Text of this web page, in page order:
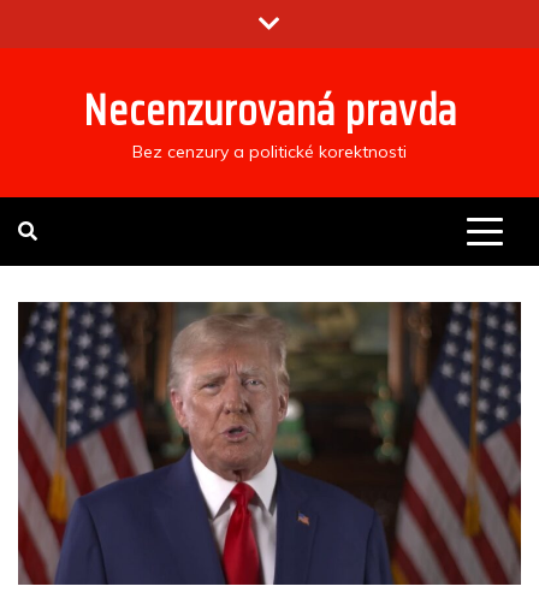
to
Necenzurovaná pravda
Bez cenzury a politické korektnosti